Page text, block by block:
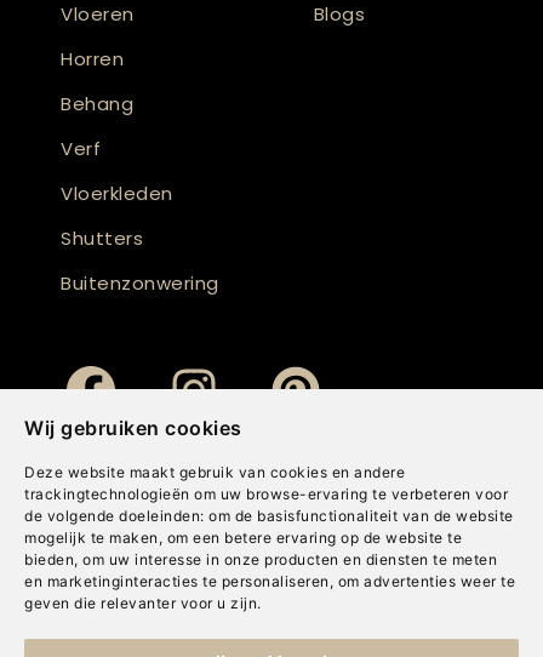
Wij gebruiken cookies
Deze website maakt gebruik van cookies en andere
trackingtechnologieën om uw browse-ervaring te verbeteren voor
de volgende doeleinden: om de basisfunctionaliteit van de website
mogelijk te maken , om een betere ervaring op de website te
bieden, om uw interesse in onze producten en diensten te meten
en marketinginteracties te personaliseren , om advertenties weer te
geven die relevanter voor u zijn.
Vloeren
Horren
Behang
Verf
Vloerkleden
Shutters
Buitenzonwering
Blogs